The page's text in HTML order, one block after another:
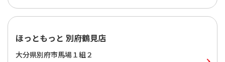
ほっともっと 別府鶴見店
大分県別府市馬場１組２